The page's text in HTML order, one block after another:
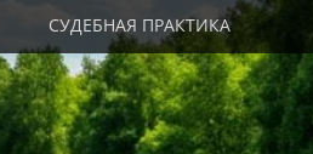
СУДЕБНАЯ ПРАКТИКА